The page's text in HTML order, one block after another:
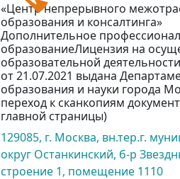
«Центр непрерывного
образования и консалтинга»
Дополнительное
образованиеЛицензия на
образовательной
от 21.07.2021 выдана
образования и науки города
переход к сканкопиям
главной страницы)
129085, г. Москва, вн.тер.г.
округ Останкинский, б-р
строение 1, помещение 1110